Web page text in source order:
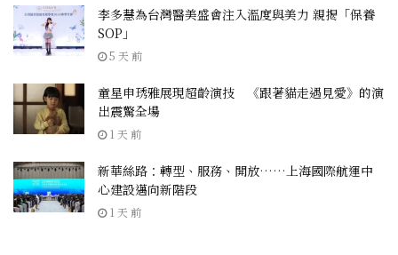
李多慧為台灣醫美盛會注入溫度與美力 親揭「保養
SOP」
5 天 前
童星申琇雅展現超齡演技 《跟著貓走遇見愛》的演
出震驚全場
1 天 前
新華絲路：轉型、服務、開放……上海國際航運中
心建設邁向新階段
1 天 前